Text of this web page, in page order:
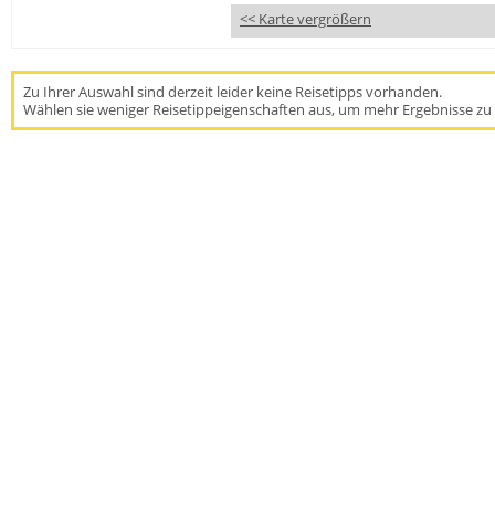
<< Karte vergrößern
Zu Ihrer Auswahl sind derzeit leider keine Reisetipps vorhanden.
Wählen sie weniger Reisetippeigenschaften aus, um mehr Ergebnisse